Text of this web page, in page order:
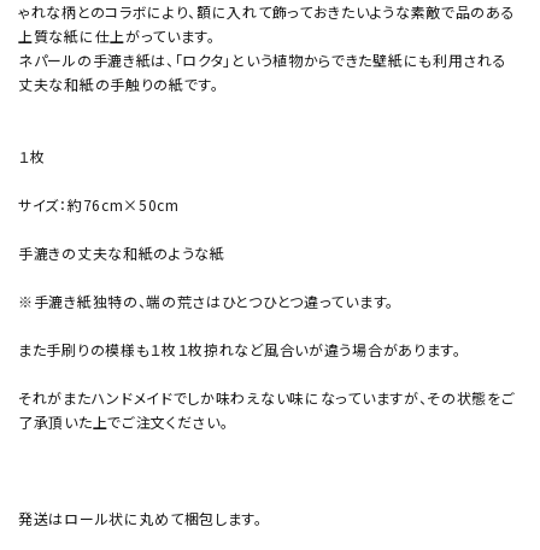
ゃれな柄とのコラボにより、額に入れて飾っておきたいような素敵で品のある
上質な紙に仕上がっています。
ネパールの手漉き紙は、「ロクタ」という植物からできた壁紙にも利用される
丈夫な和紙の手触りの紙です。
１枚
サイズ：約76cm×50cm
手漉きの丈夫な和紙のような紙
※手漉き紙独特の、端の荒さはひとつひとつ違っています。
また手刷りの模様も１枚１枚掠れなど風合いが違う場合があります。
それがまたハンドメイドでしか味わえない味になっていますが、その状態をご
了承頂いた上でご注文ください。
発送はロール状に丸めて梱包します。